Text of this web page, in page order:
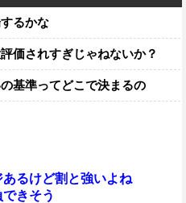
るかな
価されすぎじゃねないか？
基準ってどこで決まるの
るけど割と強いよね
きそう